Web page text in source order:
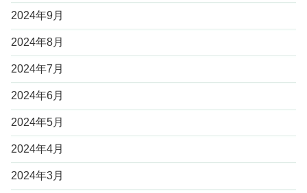
2024年9月
2024年8月
2024年7月
2024年6月
2024年5月
2024年4月
2024年3月